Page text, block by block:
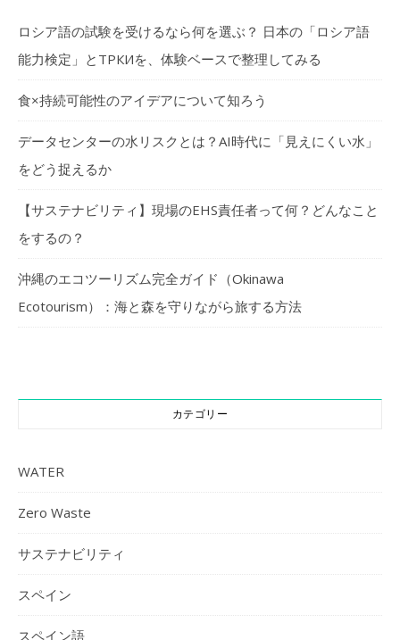
ロシア語の試験を受けるなら何を選ぶ？ 日本の「ロシア語
能力検定」とТРКИを、体験ベースで整理してみる
食×持続可能性のアイデアについて知ろう
データセンターの水リスクとは？AI時代に「見えにくい水」
をどう捉えるか
【サステナビリティ】現場のEHS責任者って何？どんなこと
をするの？
沖縄のエコツーリズム完全ガイド（Okinawa
Ecotourism）：海と森を守りながら旅する方法
カテゴリー
WATER
Zero Waste
サステナビリティ
スペイン
スペイン語